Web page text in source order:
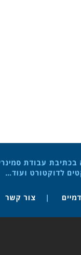
עבודת
לדוקטורט ועוד…
צור קשר